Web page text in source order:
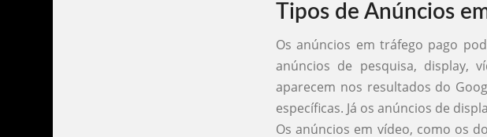
Tipos de Anúncios
Os anúncios em tráfego pago
anúncios de pesquisa, display,
aparecem nos resultados do
específicas. Já os anúncios de
Os anúncios em vídeo, como os